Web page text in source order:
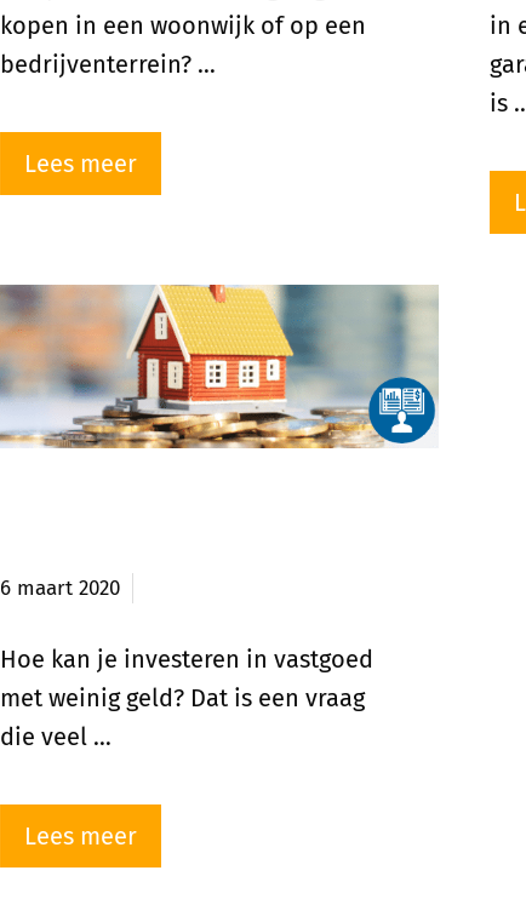
kopen in een woonwijk of op een
bedrijventerrein? …
Lees meer
in
is
6 maart 2020
Hoe kan je investeren in vastgoed
met weinig geld? Dat is een vraag
die veel …
Lees meer